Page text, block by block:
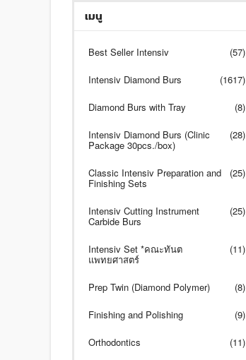
เมนู
Best Seller Intensiv (57)
Intensiv Diamond Burs (1617)
Diamond Burs with Tray (8)
Intensiv Diamond Burs (Clinic
Package 30pcs./box)
(28)
Classic Intensiv Preparation and
Finishing Sets
(25)
Intensiv Cutting Instrument
Carbide Burs
(25)
Intensiv Set *คณะทันต
แพทยศาสตร์
(11)
Prep Twin (Diamond Polymer) (8)
Finishing and Polishing (9)
Orthodontics (11)